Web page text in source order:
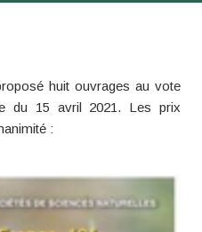
huit ouvrages au vote
du 15 avril 2021. Les prix
: